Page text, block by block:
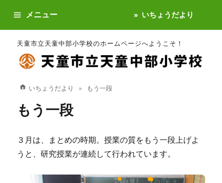
天童市立天童中部小学校のホームページへようこそ！
メニュー いちょうだより
いちょうだより もう一段
もう一段
３月は、まとめの時期。授業の質をもう一段上げよ
うと、研究授業が連続して行われています。